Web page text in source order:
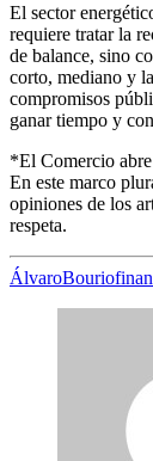
El sector
requiere tratar la
de balance, sino
corto, mediano y
compromisos
ganar tiempo y
*El Comercio
En este marco
opiniones de los
respeta.
ÁlvaroBourio